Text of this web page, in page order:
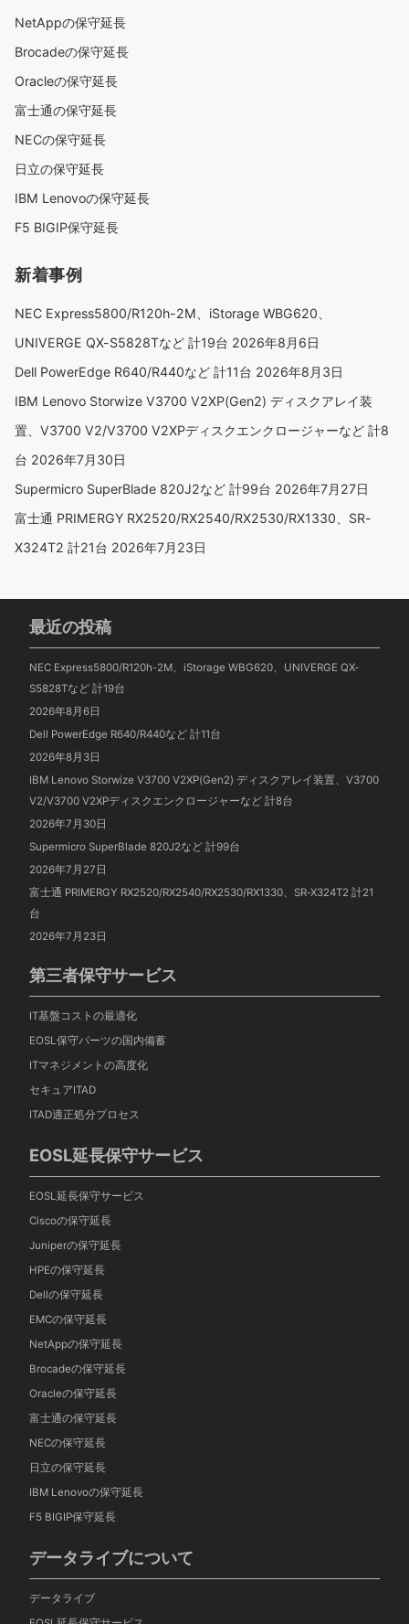
NetAppの保守延長
Brocadeの保守延長
Oracleの保守延長
富士通の保守延長
NECの保守延長
日立の保守延長
IBM Lenovoの保守延長
F5 BIGIP保守延長
新着事例
NEC Express5800/R120h-2M、iStorage WBG620、
UNIVERGE QX-S5828Tなど 計19台 2026年8月6日
Dell PowerEdge R640/R440など 計11台 2026年8月3日
IBM Lenovo Storwize V3700 V2XP(Gen2) ディスクアレイ装
置、V3700 V2/V3700 V2XPディスクエンクロージャーなど 計8
台 2026年7月30日
Supermicro SuperBlade 820J2など 計99台 2026年7月27日
富士通 PRIMERGY RX2520/RX2540/RX2530/RX1330、SR-
X324T2 計21台 2026年7月23日
最近の投稿
NEC Express5800/R120h-2M、iStorage WBG620、UNIVERGE QX-
S5828Tなど 計19台
2026年8月6日
Dell PowerEdge R640/R440など 計11台
2026年8月3日
IBM Lenovo Storwize V3700 V2XP(Gen2) ディスクアレイ装置、V3700
V2/V3700 V2XPディスクエンクロージャーなど 計8台
2026年7月30日
Supermicro SuperBlade 820J2など 計99台
2026年7月27日
富士通 PRIMERGY RX2520/RX2540/RX2530/RX1330、SR-X324T2 計21
台
2026年7月23日
第三者保守サービス
IT基盤コストの最適化
EOSL保守パーツの国内備蓄
ITマネジメントの高度化
セキュアITAD
ITAD適正処分プロセス
EOSL延長保守サービス
EOSL延長保守サービス
Ciscoの保守延長
Juniperの保守延長
HPEの保守延長
Dellの保守延長
EMCの保守延長
NetAppの保守延長
Brocadeの保守延長
Oracleの保守延長
富士通の保守延長
NECの保守延長
日立の保守延長
IBM Lenovoの保守延長
F5 BIGIP保守延長
データライブについて
データライブ